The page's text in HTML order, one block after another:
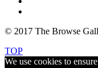
© 2017 The Browse
TOP
We use cookies to